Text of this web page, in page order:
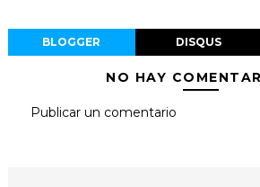
BLOGGER DISQUS
NO HAY
Publicar un comentario